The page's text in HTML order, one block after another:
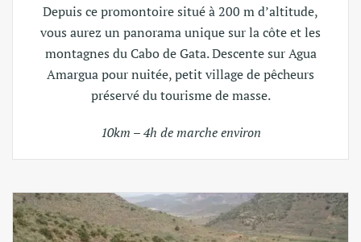
Depuis ce promontoire situé à 200 m d’altitude,
vous aurez un panorama unique sur la côte et les
montagnes du Cabo de Gata. Descente sur Agua
Amargua pour nuitée, petit village de pêcheurs
préservé du tourisme de masse.
10km – 4h de marche environ